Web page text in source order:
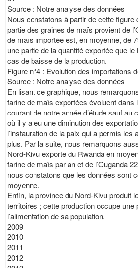
Source : Notre analyse des données
Nous constatons à partir de cette figure
partie des graines de maïs provient de
de maïs importée est, en moyenne, de
une partie de la quantité exportée que
cas de baisse de la production.
Figure n°4 : Evolution des importations
Source : Notre analyse des données
En lisant ce graphique, nous
farine de maïs exportées évoluent dans
courant de notre année d’étude sauf au
où il y a eu une diminution des
l’instauration de la paix qui a permis les
plus. Par la suite, nous remarquons
Nord-Kivu exporte du Rwanda en
farine de maïs par an et de l’Ouganda
nous constatons que les données sont
moyenne.
Enfin, la province du Nord-Kivu produit
territoires ; cette production occupe une
l’alimentation de sa population.
2009
2010
2011
2012